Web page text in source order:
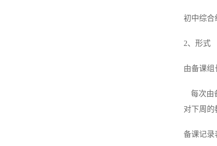
初中综合
2、形式
由备课组
每次由
对下周的
备课记录